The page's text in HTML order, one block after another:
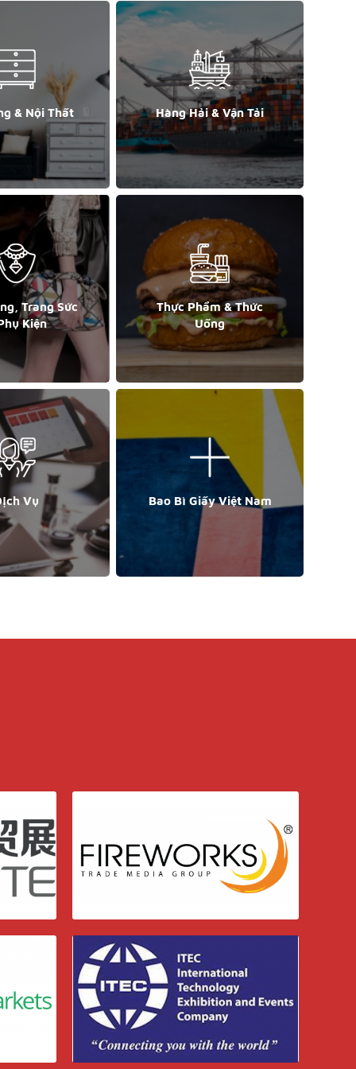
& Nội Thất Hàng Hải & Vận Tải
Trang Sức
Kiện
Thực Phẩm & Thức
Uống
Vụ Bao Bì Giấy Việt Nam